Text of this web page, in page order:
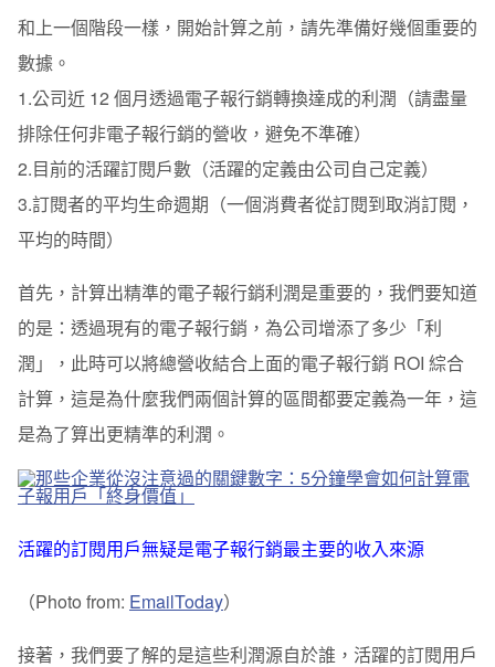
和上一個階段一樣，開始計算之前，請先準備好幾個重要的
數據。
1.公司近 12 個月透過電子報行銷轉換達成的利潤（請盡量
排除任何非電子報行銷的營收，避免不準確）
2.目前的活躍訂閱戶數（活躍的定義由公司自己定義）
3.訂閱者的平均生命週期（一個消費者從訂閱到取消訂閱，
平均的時間）
首先，計算出精準的電子報行銷利潤是重要的，我們要知道
的是：透過現有的電子報行銷，為公司增添了多少「利
潤」，此時可以將總營收結合上面的電子報行銷 ROI 綜合
計算，這是為什麼我們兩個計算的區間都要定義為一年，這
是為了算出更精準的利潤。
活躍的訂閱用戶無疑是電子報行銷最主要的收入來源
（Photo from: EmailToday）
接著，我們要了解的是這些利潤源自於誰，活躍的訂閱用戶